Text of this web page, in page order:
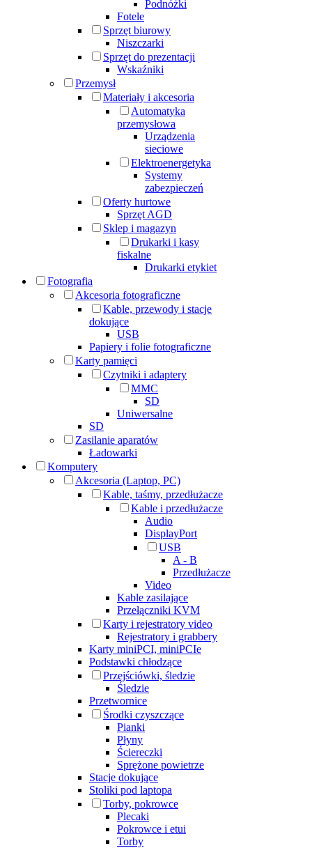
Podnóżki
Fotele
Sprzęt biurowy
Niszczarki
Sprzęt do prezentacji
Wskaźniki
Przemysł
Materiały i akcesoria
Automatyka
przemysłowa
Urządzenia
sieciowe
Elektroenergetyka
Systemy
zabezpieczeń
Oferty hurtowe
Sprzęt AGD
Sklep i magazyn
Drukarki i kasy
fiskalne
Drukarki etykiet
Fotografia
Akcesoria fotograficzne
Kable, przewody i stacje
dokujące
USB
Papiery i folie fotograficzne
Karty pamięci
Czytniki i adaptery
MMC
SD
Uniwersalne
SD
Zasilanie aparatów
Ładowarki
Komputery
Akcesoria (Laptop, PC)
Kable, taśmy, przedłużacze
Kable i przedłużacze
Audio
DisplayPort
USB
A - B
Przedłużacze
Video
Kable zasilające
Przełączniki KVM
Karty i rejestratory video
Rejestratory i grabbery
Karty miniPCI, miniPCIe
Podstawki chłodzące
Przejściówki, śledzie
Śledzie
Przetwornice
Środki czyszczące
Pianki
Płyny
Ściereczki
Sprężone powietrze
Stacje dokujące
Stoliki pod laptopa
Torby, pokrowce
Plecaki
Pokrowce i etui
Torby